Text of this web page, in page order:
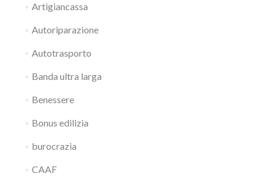
Artigiancassa
Autoriparazione
Autotrasporto
Banda ultra larga
Benessere
Bonus edilizia
burocrazia
CAAF